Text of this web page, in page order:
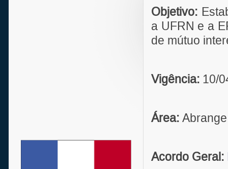
Objetivo:
a UFRN e a
de mútuo
Vigência: 10/
Área:
Acordo Geral: